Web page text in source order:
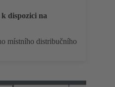
dispozici na
místního distribučního